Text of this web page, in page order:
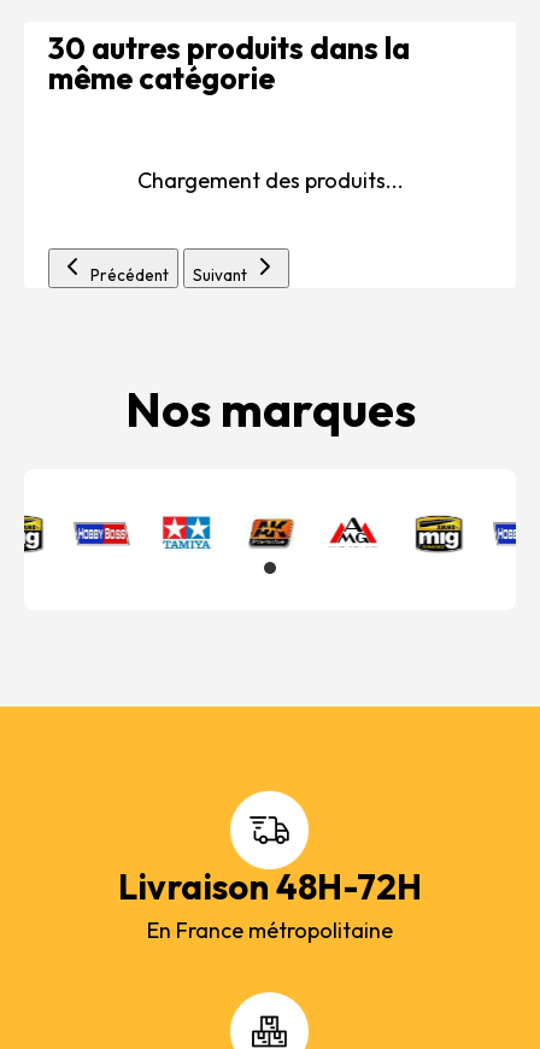
30 autres produits dans la
même catégorie
Chargement des produits...
Précédent Suivant
Nos marques
Livraison 48H-72H
En France métropolitaine